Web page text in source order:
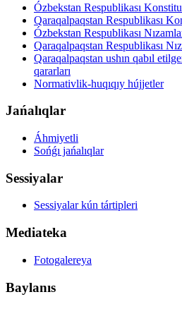
Ózbekstan Respublikası
Qaraqalpaqstan Respublikası
Ózbekstan Respublikası
Qaraqalpaqstan Respublikası
Qaraqalpaqstan ushın qabıl
qararları
Normativlik-huqıqıy hújjetler
Jańalıqlar
Áhmiyetli
Sońǵı jańalıqlar
Sessiyalar
Sessiyalar kún tártipleri
Mediateka
Fotogalereya
Baylanıs